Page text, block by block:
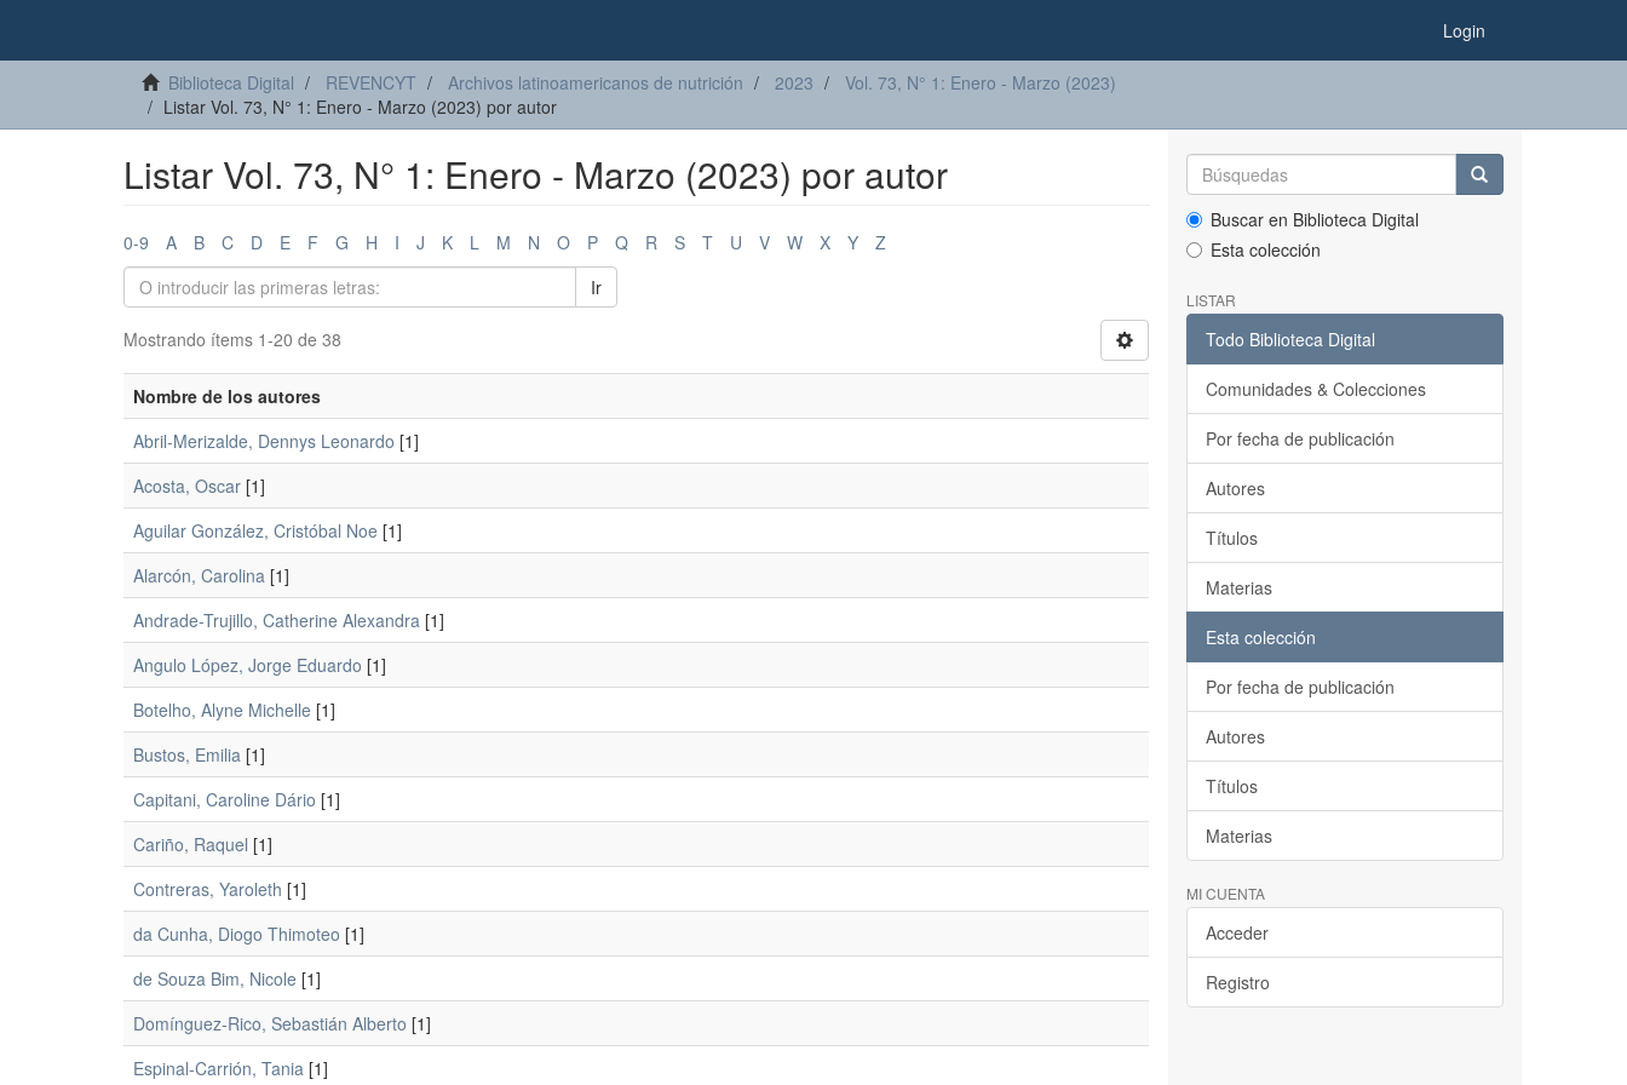
Login
Biblioteca Digital REVENCYT Archivos latinoamericanos de nutrición 2023
Vol. 73, N° 1: Enero - Marzo (2023)
Listar Vol. 73, N° 1: Enero - Marzo (2023) por autor
Listar Vol. 73, N° 1: Enero - Marzo (2023) por autor
0-9 A B C D E F G H I J K L M N O P Q R S T U V W X Y
Z
Ir
Mostrando ítems 1-20 de 38
Nombre de los autores
Abril-Merizalde, Dennys Leonardo [1]
Acosta, Oscar [1]
Aguilar González, Cristóbal Noe [1]
Alarcón, Carolina [1]
Andrade-Trujillo, Catherine Alexandra [1]
Angulo López, Jorge Eduardo [1]
Botelho, Alyne Michelle [1]
Bustos, Emilia [1]
Capitani, Caroline Dário [1]
Cariño, Raquel [1]
Contreras, Yaroleth [1]
da Cunha, Diogo Thimoteo [1]
de Souza Bim, Nicole [1]
Domínguez-Rico, Sebastián Alberto [1]
Espinal-Carrión, Tania [1]
Buscar en Biblioteca Digital
Esta colección
LISTAR
Todo Biblioteca Digital
Comunidades & Colecciones
Por fecha de publicación
Autores
Títulos
Materias
Esta colección
Por fecha de publicación
Autores
Títulos
Materias
MI CUENTA
Acceder
Registro